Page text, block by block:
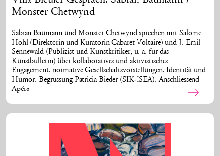
Monster Chetwynd
Sabian Baumann und Monster Chetwynd sprechen mit Salome
Hohl (Direktorin und Kuratorin Cabaret Voltaire) und J. Emil
Sennewald (Publizist und Kunstkritiker, u. a. für das
Kunstbulletin) über kollaboratives und aktivistisches
Engagement, normative Gesellschaftsvorstellungen, Identität und
Humor. Begrüssung Patricia Bieder (SIK-ISEA). Anschliessend
Apéro